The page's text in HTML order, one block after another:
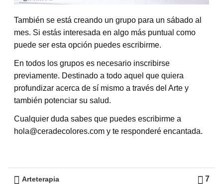
También se está creando un grupo para un sábado al
mes. Si estás interesada en algo más puntual como
puede ser esta opción puedes escribirme.
En todos los grupos es necesario inscribirse
previamente. Destinado a todo aquel que quiera
profundizar acerca de sí mismo a través del Arte y
también potenciar su salud.
Cualquier duda sabes que puedes escribirme a
hola@ceradecolores.com y te responderé encantada.
7
Arteterapia